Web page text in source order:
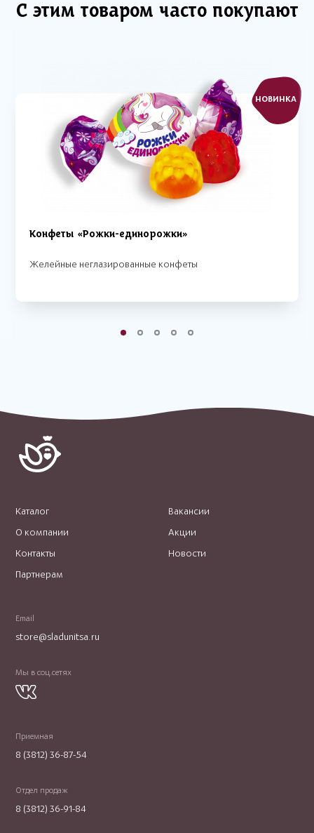
С этим товаром часто покупают
НОВИНКА
Конфеты «Рожки-единорожки»
Желейные неглазированные конфеты
Каталог
О компании
Контакты
Партнерам
Вакансии
Акции
Новости
Email
store@sladunitsa.ru
Мы в соц.сетях
Приемная
8 (3812) 36-87-54
Отдел продаж
8 (3812) 36-91-84